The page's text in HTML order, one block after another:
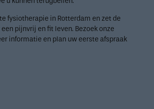
fysiotherapie in Rotterdam en zet de
pijnvrij en fit leven. Bezoek onze
informatie en plan uw eerste afspraak